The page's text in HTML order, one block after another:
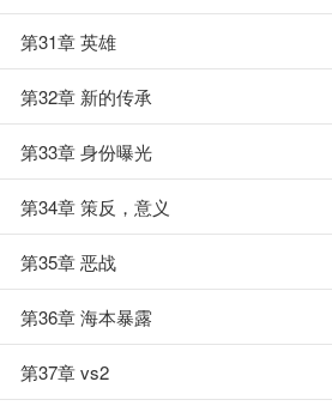
第31章 英雄
第32章 新的传承
第33章 身份曝光
第34章 策反，意义
第35章 恶战
第36章 海本暴露
第37章 vs2